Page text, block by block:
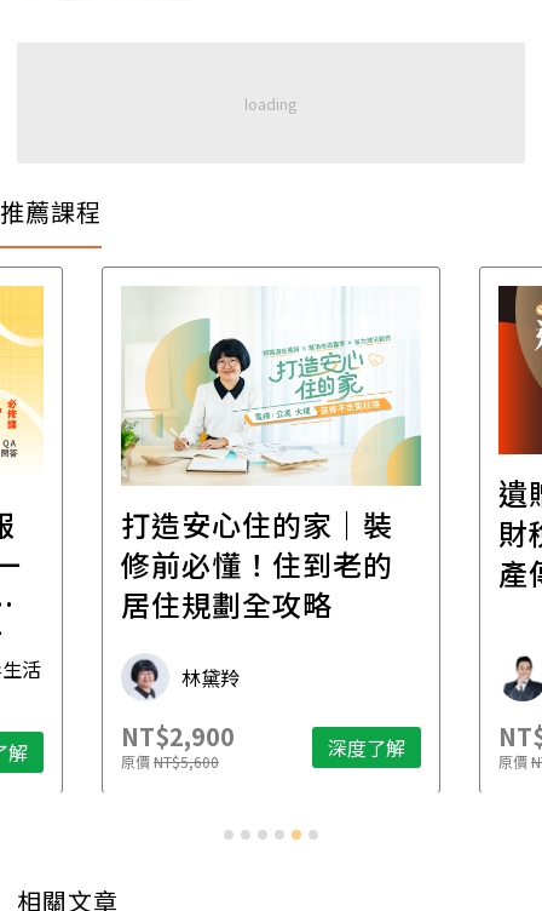
推薦課程
活
解
打造安心住的家｜裝
修前必懂！住到老的
居住規劃全攻略
林黛羚
NT$2,900
原價NT$5,600 深度了解
遺
財
產
原價
相關文章